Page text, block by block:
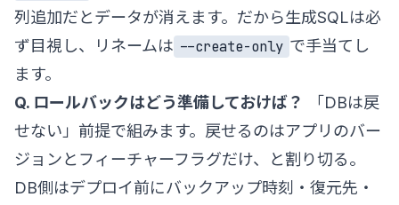
列追加だとデータが消えます。だから生成SQLは必
ず目視し、リネームは --create-only で手当てし
ます。
Q. ロールバックはどう準備しておけば？
「DBは戻
せない」前提で組みます。戻せるのはアプリのバー
ジョンとフィーチャーフラグだけ、と割り切る。
DB側はデプロイ前にバックアップ時刻・復元先・